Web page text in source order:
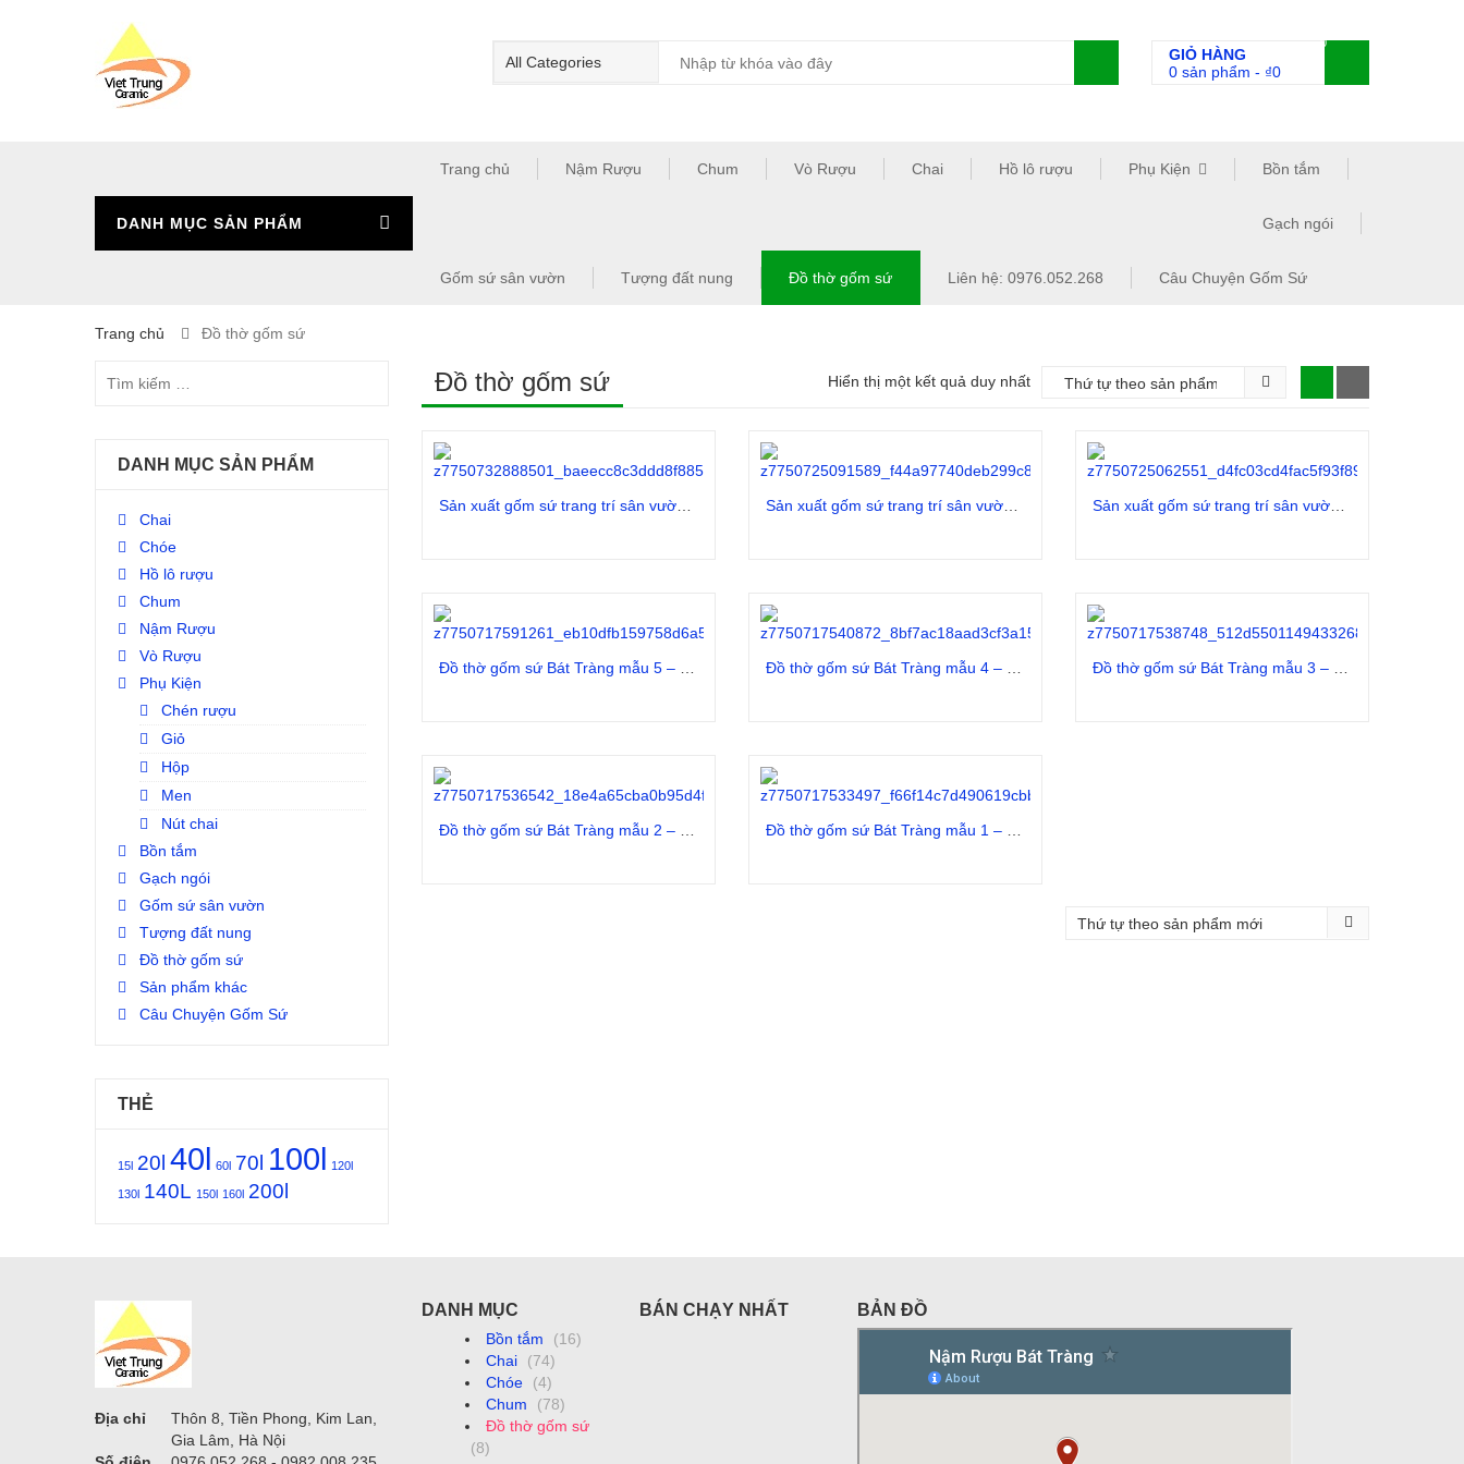
GIỎ HÀNG
0 sản phẩm - ₫0
0
DANH MỤC SẢN PHẨM
Trang chủ Nậm Rượu Chum Vò Rượu Chai Hồ lô rượu Phụ Kiện Bồn tắm
Gạch ngói
Gốm sứ sân vườn Tượng đất nung Đồ thờ gốm sứ Liên hệ: 0976.052.268 Câu Chuyện Gốm Sứ
Trang chủ Đồ thờ gốm sứ
Đồ thờ gốm sứ Hiển thị một kết quả duy nhất
Sản xuất gốm sứ trang trí sân vườn mẫu 33 – Call báo giá 0982 008 235 Sản xuất gốm sứ trang trí sân vườn mẫu 31 – Call báo giá 0982 008 235
DANH MỤC SẢN PHẨM
Chai
Chóe
Hồ lô rượu
Chum
Nậm Rượu
Vò Rượu
Phụ Kiện
Chén rượu
Giỏ
Hộp
Men
Nút chai
Bồn tắm
Gạch ngói
Gốm sứ sân vườn
Tượng đất nung
Đồ thờ gốm sứ
Sản phẩm khác
Câu Chuyện Gốm Sứ
THẺ
15l 20l 40l 60l 70l 100l 120l
130l 140L 150l 160l 200l
Địa chỉ
Thôn 8, Tiền Phong, Kim Lan,
Gia Lâm, Hà Nội
DANH MỤC
Bồn tắm
(16)
Chai
(74)
Chóe
(4)
Chum
(78)
Đồ thờ gốm sứ
(8)
BÁN CHẠY NHẤT BẢN ĐỒ